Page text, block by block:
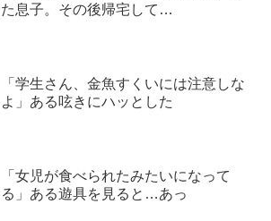
た息子。その後帰宅して…
「学生さん、金魚すくいには注意しな
よ」ある呟きにハッとした
「女児が食べられたみたいになって
る」ある遊具を見ると…あっ